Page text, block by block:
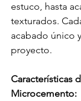
estuco, hasta
texturados.
acabado único
proyecto.
Características
Microcemento: